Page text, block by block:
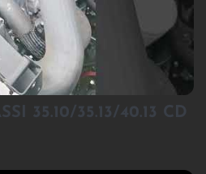
35.10/35.13/40.13 CD